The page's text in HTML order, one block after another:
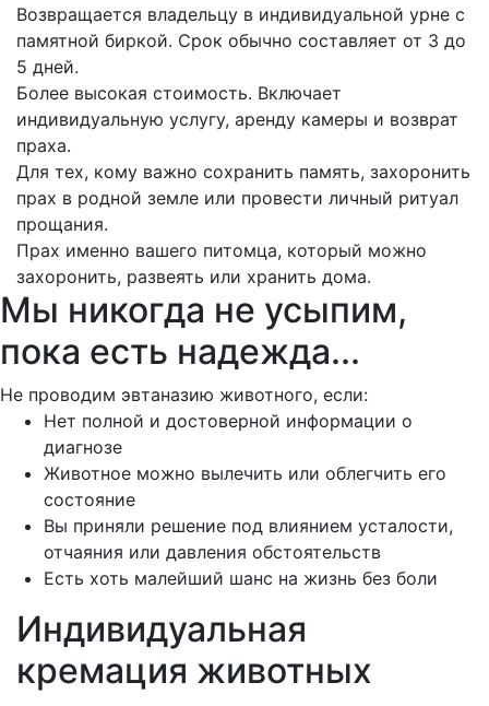
Возвращается владельцу в индивидуальной урне с
памятной биркой. Срок обычно составляет от 3 до
5 дней.
Более высокая стоимость. Включает
индивидуальную услугу, аренду камеры и возврат
праха.
Для тех, кому важно сохранить память, захоронить
прах в родной земле или провести личный ритуал
прощания.
Прах именно вашего питомца, который можно
захоронить, развеять или хранить дома.
Мы никогда не усыпим,
пока есть надежда...
Не проводим эвтаназию животного, если:
Нет полной и достоверной информации о
диагнозе
Животное можно вылечить или облегчить его
состояние
Вы приняли решение под влиянием усталости,
отчаяния или давления обстоятельств
Есть хоть малейший шанс на жизнь без боли
Индивидуальная
кремация животных